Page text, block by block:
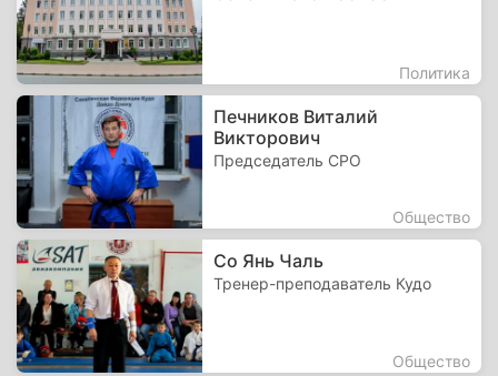
Политика
Печников Виталий
Викторович
Председатель СРО
Общество
Со Янь Чаль
Тренер-преподаватель Кудо
Общество